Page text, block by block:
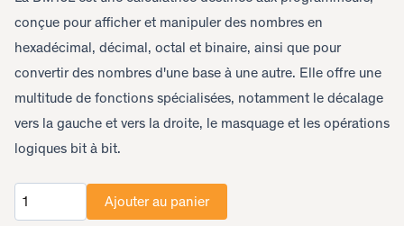
conçue pour afficher et manipuler des nombres en
hexadécimal, décimal, octal et binaire, ainsi que pour
convertir des nombres d'une base à une autre. Elle offre une
multitude de fonctions spécialisées, notamment le décalage
vers la gauche et vers la droite, le masquage et les opérations
logiques bit à bit.
Quantité
Ajouter au panier